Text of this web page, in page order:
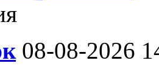
08-08-2026